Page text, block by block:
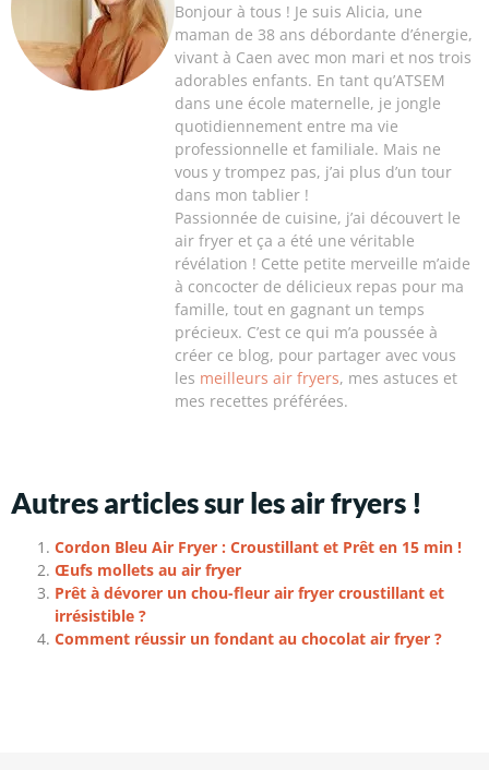
Bonjour à tous ! Je suis Alicia, une
maman de 38 ans débordante d’énergie,
vivant à Caen avec mon mari et nos trois
adorables enfants. En tant qu’ATSEM
dans une école maternelle, je jongle
quotidiennement entre ma vie
professionnelle et familiale. Mais ne
vous y trompez pas, j’ai plus d’un tour
dans mon tablier !
Passionnée de cuisine, j’ai découvert le
air fryer et ça a été une véritable
révélation ! Cette petite merveille m’aide
à concocter de délicieux repas pour ma
famille, tout en gagnant un temps
précieux. C’est ce qui m’a poussée à
créer ce blog, pour partager avec vous
les meilleurs air fryers, mes astuces et
mes recettes préférées.
Autres articles sur les air fryers !
Cordon Bleu Air Fryer : Croustillant et Prêt en 15 min !
Œufs mollets au air fryer
Prêt à dévorer un chou-fleur air fryer croustillant et
irrésistible ?
Comment réussir un fondant au chocolat air fryer ?